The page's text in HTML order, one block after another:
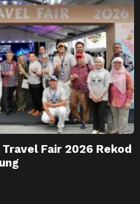
Fair 2026 Rekod